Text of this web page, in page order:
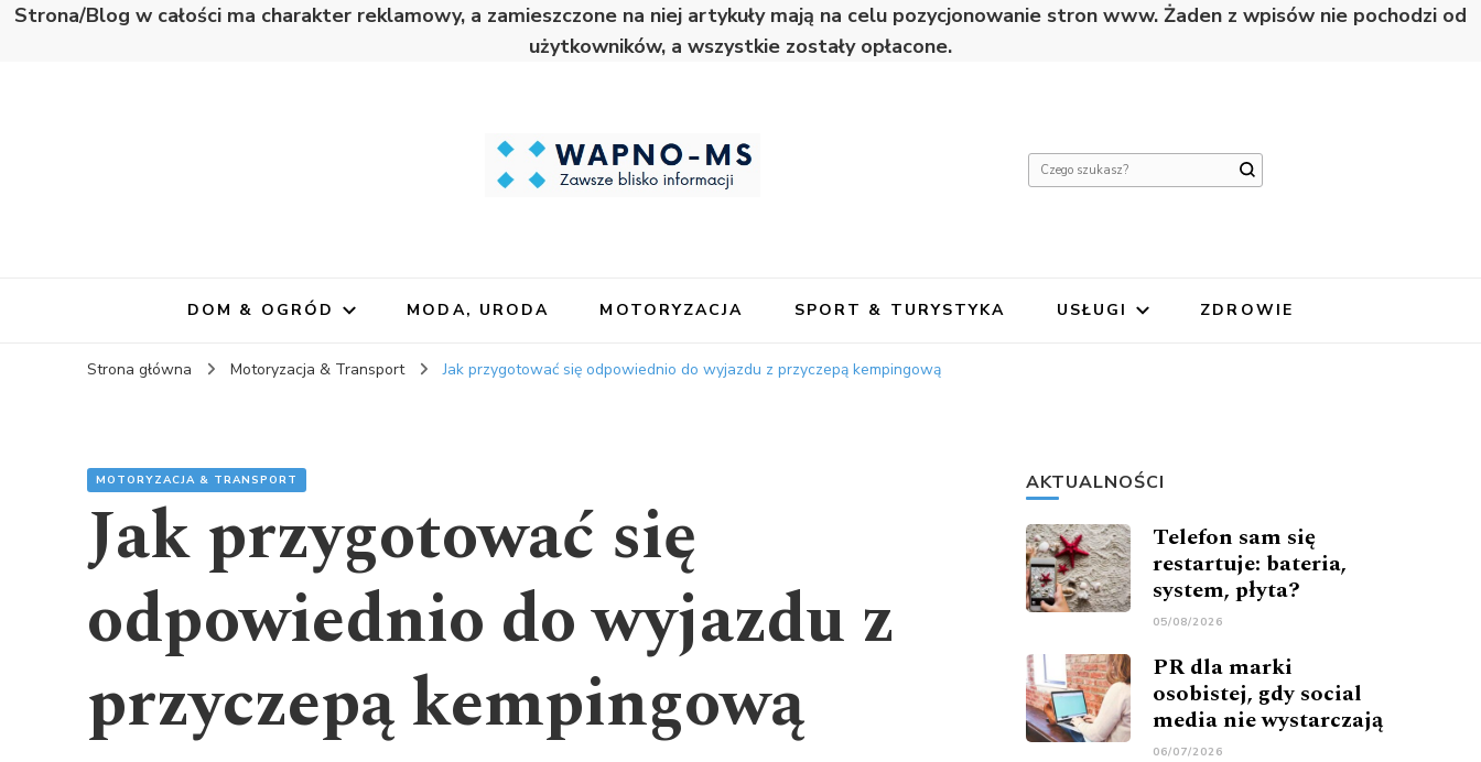
Strona/Blog w całości ma charakter reklamowy, a zamieszczone na niej artykuły mają na celu pozycjonowanie stron www. Żaden z wpisów nie pochodzi od
użytkowników, a wszystkie zostały opłacone.
Szukasz
DOM & OGRÓD MODA, URODA MOTORYZACJA SPORT & TURYSTYKA USŁUGI ZDROWIE
Strona główna Motoryzacja & Transport Jak przygotować się odpowiednio do wyjazdu z przyczepą kempingową
MOTORYZACJA & TRANSPORT
Jak przygotować się
odpowiednio do wyjazdu z
przyczepą kempingową
AKTUALNOŚCI
Telefon sam się
restartuje: bateria,
system, płyta?
05/08/2026
PR dla marki
osobistej, gdy social
media nie wystarczają
06/07/2026